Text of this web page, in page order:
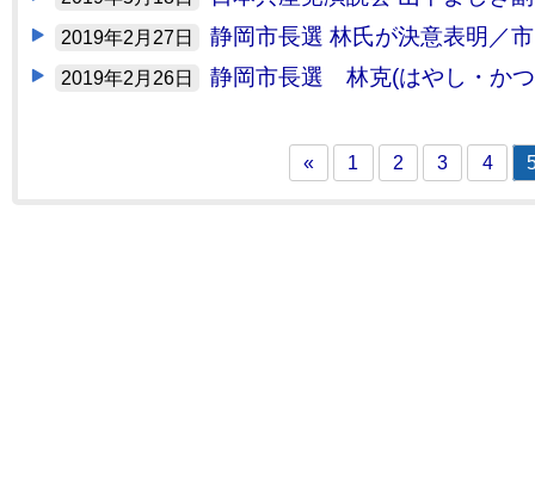
2019年2月27日 静岡市長選 林氏が決意表明／
2019年2月26日 静岡市長選 林克(はやし・か
« 1 2 3 4